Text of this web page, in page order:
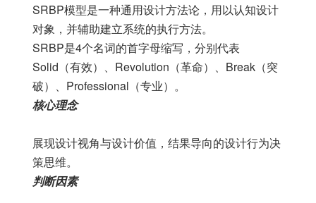
SRBP模型是一种通用设计方法论，用以认知设计
对象，并辅助建立系统的执行方法。
SRBP是4个名词的首字母缩写，分别代表
Solid（有效）、Revolution（革命）、Break（突
破）、Professional（专业）。
核心理念
展现设计视角与设计价值，结果导向的设计行为决
策思维。
判断因素